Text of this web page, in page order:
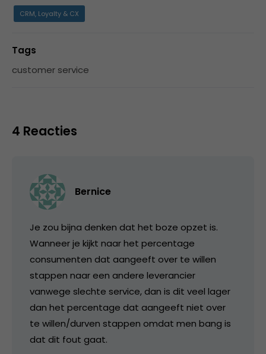
CRM, Loyalty & CX
Tags
customer service
4 Reacties
Bernice
Je zou bijna denken dat het boze opzet is.
Wanneer je kijkt naar het percentage
consumenten dat aangeeft over te willen
stappen naar een andere leverancier
vanwege slechte service, dan is dit veel lager
dan het percentage dat aangeeft niet over
te willen/durven stappen omdat men bang is
dat dit fout gaat.